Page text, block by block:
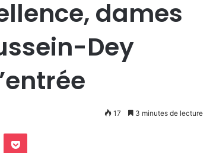
dames
Dey
17 3 minutes de lecture
Pocket